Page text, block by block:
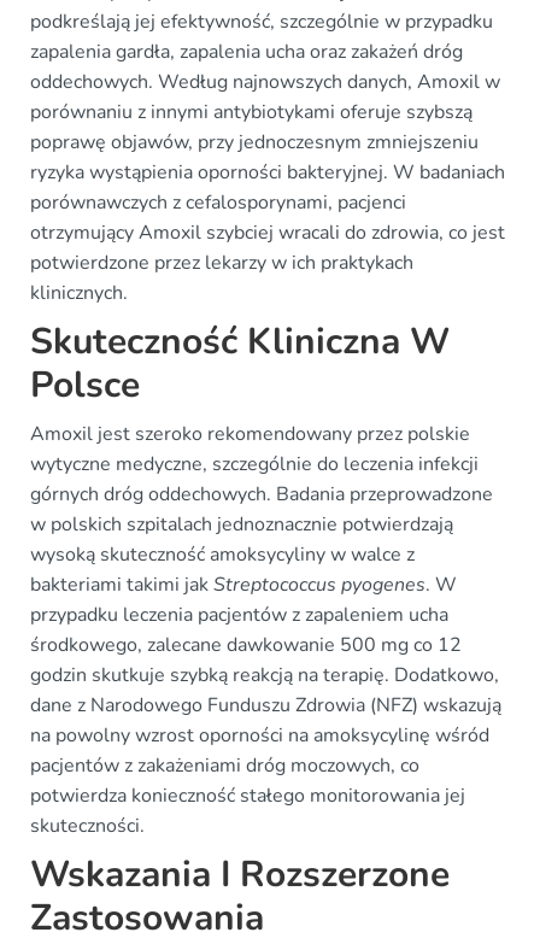
podkreślają jej efektywność, szczególnie w przypadku
zapalenia gardła, zapalenia ucha oraz zakażeń dróg
oddechowych. Według najnowszych danych, Amoxil w
porównaniu z innymi antybiotykami oferuje szybszą
poprawę objawów, przy jednoczesnym zmniejszeniu
ryzyka wystąpienia oporności bakteryjnej. W badaniach
porównawczych z cefalosporynami, pacjenci
otrzymujący Amoxil szybciej wracali do zdrowia, co jest
potwierdzone przez lekarzy w ich praktykach
klinicznych.
Skuteczność Kliniczna W
Polsce
Amoxil jest szeroko rekomendowany przez polskie
wytyczne medyczne, szczególnie do leczenia infekcji
górnych dróg oddechowych. Badania przeprowadzone
w polskich szpitalach jednoznacznie potwierdzają
wysoką skuteczność amoksycyliny w walce z
bakteriami takimi jakStreptococcus pyogenes. W
przypadku leczenia pacjentów z zapaleniem ucha
środkowego, zalecane dawkowanie 500 mg co 12
godzin skutkuje szybką reakcją na terapię. Dodatkowo,
dane z Narodowego Funduszu Zdrowia (NFZ) wskazują
na powolny wzrost oporności na amoksycylinę wśród
pacjentów z zakażeniami dróg moczowych, co
potwierdza konieczność stałego monitorowania jej
skuteczności.
Wskazania I Rozszerzone
Zastosowania